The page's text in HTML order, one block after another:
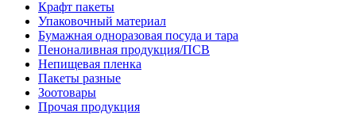
Крафт пакеты
Упаковочный материал
Бумажная одноразовая посуда и тара
Пеноналивная продукция/ПСВ
Непищевая пленка
Пакеты разные
Зоотовары
Прочая продукция